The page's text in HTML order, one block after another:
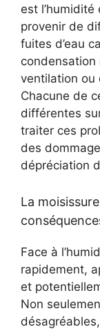
est
provenir de
fuites d’eau
condensation
ventilation ou
Chacune de
différentes
traiter ces
des
dépréciation
La
Face à
rapidement,
et
Non